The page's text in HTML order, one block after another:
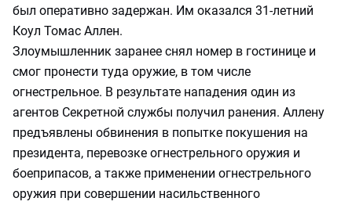
был оперативно задержан. Им оказался 31-летний
Коул Томас Аллен.
Злоумышленник заранее снял номер в гостинице и
смог пронести туда оружие, в том числе
огнестрельное. В результате нападения один из
агентов Секретной службы получил ранения. Аллену
предъявлены обвинения в попытке покушения на
президента, перевозке огнестрельного оружия и
боеприпасов, а также применении огнестрельного
оружия при совершении насильственного